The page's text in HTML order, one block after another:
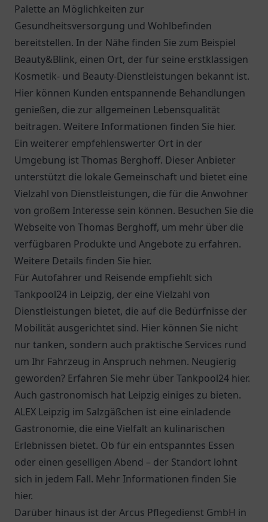
Palette an Möglichkeiten zur
Gesundheitsversorgung und Wohlbefinden
bereitstellen. In der Nähe finden Sie zum Beispiel
Beauty&Blink, einen Ort, der für seine erstklassigen
Kosmetik- und Beauty-Dienstleistungen bekannt ist.
Hier können Kunden entspannende Behandlungen
genießen, die zur allgemeinen Lebensqualität
beitragen. Weitere Informationen finden Sie hier.
Ein weiterer empfehlenswerter Ort in der
Umgebung ist Thomas Berghoff. Dieser Anbieter
unterstützt die lokale Gemeinschaft und bietet eine
Vielzahl von Dienstleistungen, die für die Anwohner
von großem Interesse sein können. Besuchen Sie die
Webseite von Thomas Berghoff, um mehr über die
verfügbaren Produkte und Angebote zu erfahren.
Weitere Details finden Sie hier.
Für Autofahrer und Reisende empfiehlt sich
Tankpool24 in Leipzig, der eine Vielzahl von
Dienstleistungen bietet, die auf die Bedürfnisse der
Mobilität ausgerichtet sind. Hier können Sie nicht
nur tanken, sondern auch praktische Services rund
um Ihr Fahrzeug in Anspruch nehmen. Neugierig
geworden? Erfahren Sie mehr über Tankpool24 hier.
Auch gastronomisch hat Leipzig einiges zu bieten.
ALEX Leipzig im Salzgäßchen ist eine einladende
Gastronomie, die eine Vielfalt an kulinarischen
Erlebnissen bietet. Ob für ein entspanntes Essen
oder einen geselligen Abend – der Standort lohnt
sich in jedem Fall. Mehr Informationen finden Sie
hier.
Darüber hinaus ist der Arcus Pflegedienst GmbH in